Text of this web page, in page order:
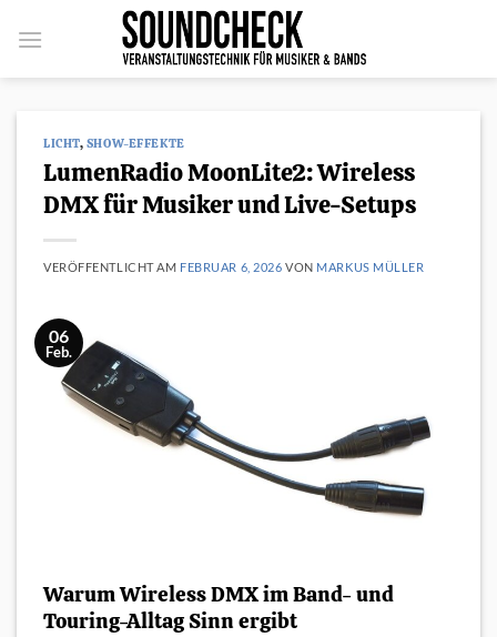
Inhalt
LICHT, SHOW-EFFEKTE
LumenRadio MoonLite2: Wireless
DMX für Musiker und Live-Setups
VERÖFFENTLICHT AM FEBRUAR 6, 2026 VON MARKUS MÜLLER
06
Feb.
Warum Wireless DMX im Band- und
Touring-Alltag Sinn ergibt